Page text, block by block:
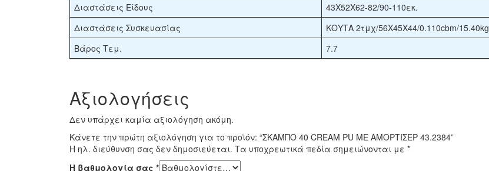
Διαστάσεις Είδους
43X52X62-82/90-110εκ.
Διαστάσεις Συσκευασίας
ΚΟΥΤΑ 2τμχ/56X45X44/0.110cbm/15.40kg
Βάρος Τεμ.
7.7
Αξιολογήσεις
Δεν υπάρχει καμία αξιολόγηση ακόμη.
Κάνετε την πρώτη αξιολόγηση για το προϊόν: “ΣKAMΠO 40 CREAM PU ΜΕ ΑΜΟΡΤΙΣΕΡ 43.2384”
Η ηλ. διεύθυνση σας δεν δημοσιεύεται. Τα υποχρεωτικά πεδία σημειώνονται με *
Η βαθμολογία σας *